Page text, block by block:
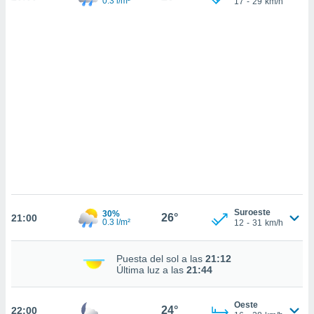
En
21:00
30%
0.3 l/m²
26°
Suroeste
12 - 31 km/h
Puesta del sol a las 21:12
Última luz a las 21:44
22:00 24°
Oeste